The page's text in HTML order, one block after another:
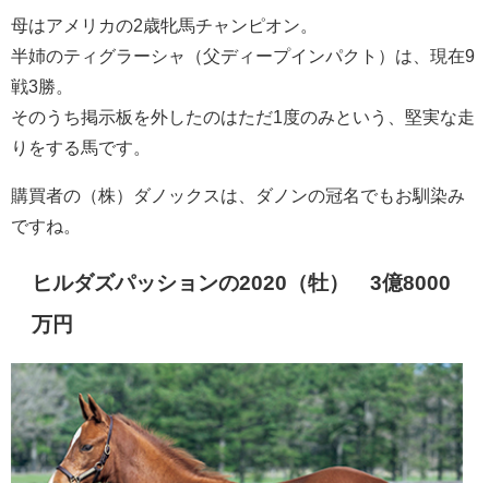
母はアメリカの2歳牝馬チャンピオン。
半姉のティグラーシャ（父ディープインパクト）は、現在9
戦3勝。
そのうち掲示板を外したのはただ1度のみという、堅実な走
りをする馬です。
購買者の（株）ダノックスは、ダノンの冠名でもお馴染み
ですね。
ヒルダズパッションの2020（牡） 3億8000
万円